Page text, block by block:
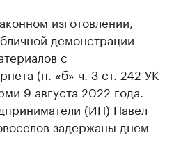
изготовлении,
демонстрации
с
(п. «б» ч. 3 ст. 242 УК
9 августа 2022 года.
(ИП) Павел
задержаны днем